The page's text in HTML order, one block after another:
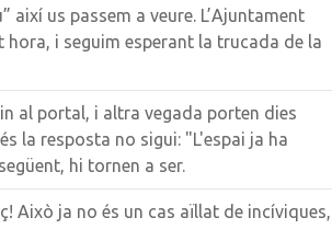
així us passem a veure. L’Ajuntament
i seguim esperant la trucada de la
al portal, i altra vegada porten dies
la resposta no sigui: "L'espai ja ha
hi tornen a ser.
Això ja no és un cas aïllat de incíviques,